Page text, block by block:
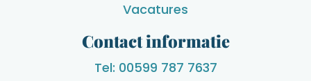
Vacatures
Contact informatie
Tel: 00599 787 7637